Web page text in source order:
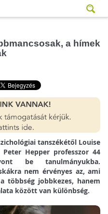
a hímek
tanszékétől Louise
Hepper professzor 44
be tanulmányukba.
nem érvényes az, ami
többség jobbkezes, hanem
között van különbség.